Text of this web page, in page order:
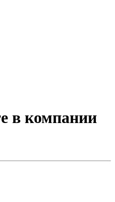
в компании